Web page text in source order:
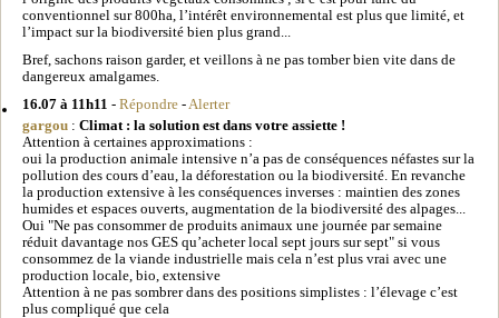
conventionnel sur 800ha, l’intérêt environnemental est plus que limité, et
l’impact sur la biodiversité bien plus grand...
Bref, sachons raison garder, et veillons à ne pas tomber bien vite dans de
dangereux amalgames.
16.07 à 11h11 - Répondre - Alerter
gargou : Climat : la solution est dans votre assiette !
Attention à certaines approximations :
oui la production animale intensive n’a pas de conséquences néfastes sur la
pollution des cours d’eau, la déforestation ou la biodiversité. En revanche
la production extensive à les conséquences inverses : maintien des zones
humides et espaces ouverts, augmentation de la biodiversité des alpages...
Oui "Ne pas consommer de produits animaux une journée par semaine
réduit davantage nos GES qu’acheter local sept jours sur sept" si vous
consommez de la viande industrielle mais cela n’est plus vrai avec une
production locale, bio, extensive
Attention à ne pas sombrer dans des positions simplistes : l’élevage c’est
plus compliqué que cela